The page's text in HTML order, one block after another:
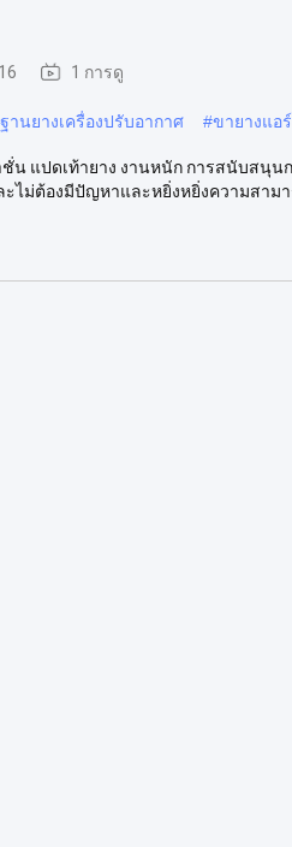
1 การดู
ฐานยางเครื่องปรับอากาศ #ขายางแอร์
ชั่น แปดเท้ายาง งานหนัก การสนับส
ะไม่ต้องมีปัญหาและหยิ่งหยิ่งความสามา